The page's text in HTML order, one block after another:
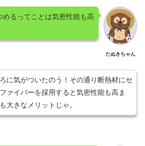
たぬきちゃん
めるってことは気密性能も高
に気がついたのう！その通り断熱材にセ
ァイバーを採用すると気密性能も高ま
大きなメリットじゃ。